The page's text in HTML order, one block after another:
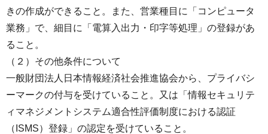
きの作成ができること。また、営業種目に「コンピュータ
業務」で、細目に「電算入出力・印字等処理」の登録があ
ること。
（２）その他条件について
一般財団法人日本情報経済社会推進協会から、プライバシ
ーマークの付与を受けていること。又は「情報セキュリテ
ィマネジメントシステム適合性評価制度における認証
（ISMS）登録」の認定を受けていること。